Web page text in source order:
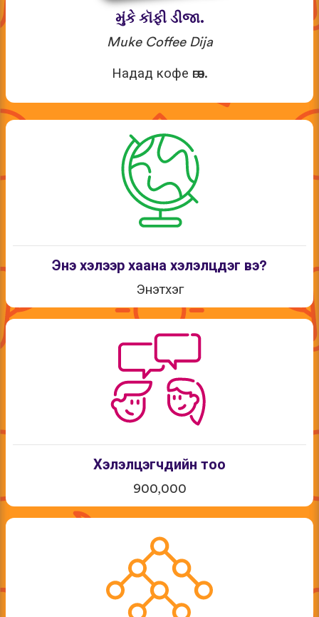
મુંકે કૉફી ડીજા.
Muke Coffee Dija
Надад кофе өгөөч.
Энэ хэлээр хаана хэлэлцдэг вэ?
Энэтхэг
Хэлэлцэгчдийн тоо
900,000